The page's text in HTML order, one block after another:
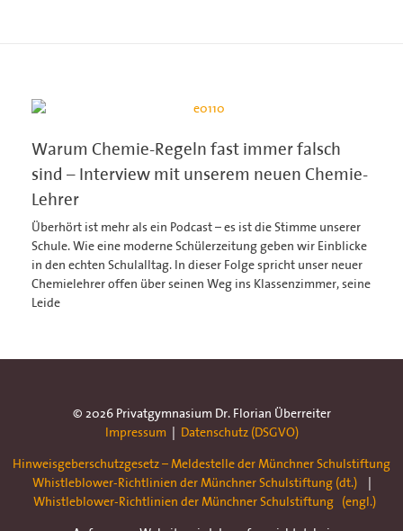
Warum Chemie-Regeln fast immer falsch
sind – Interview mit unserem neuen Chemie-
Lehrer
Überhört ist mehr als ein Podcast – es ist die Stimme unserer
Schule. Wie eine moderne Schülerzeitung geben wir Einblicke
in den echten Schulalltag. In dieser Folge spricht unser neuer
Chemielehrer offen über seinen Weg ins Klassenzimmer, seine
Leide
© 2026 Privatgymnasium Dr. Florian Überreiter
Impressum | Datenschutz (DSGVO)
Hinweisgeberschutzgesetz – Meldestelle der Münchner Schulstiftung
Whistleblower-Richtlinien der Münchner Schulstiftung (dt.)|
Whistleblower-Richtlinien der Münchner Schulstiftung (engl.)